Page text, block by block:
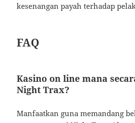
kesenangan payah terhadap
FAQ
Kasino on line mana
Night Trax?
Manfaatkan guna memandang